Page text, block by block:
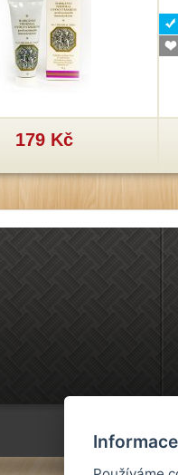
179 Kč